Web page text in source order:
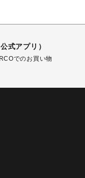
式アプリ）
でのお買い物